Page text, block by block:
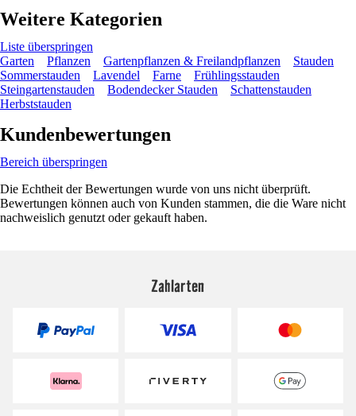
Weitere Kategorien
Liste überspringen
Garten
Pflanzen Gartenpflanzen & Freilandpflanzen
Stauden
Sommerstauden
Lavendel Farne
Frühlingsstauden
Steingartenstauden
Bodendecker Stauden
Schattenstauden
Herbststauden
Kundenbewertungen
Bereich überspringen
Die Echtheit der Bewertungen wurde von uns nicht überprüft.
Bewertungen können auch von Kunden stammen, die die Ware nicht
nachweislich genutzt oder gekauft haben.
Zahlarten